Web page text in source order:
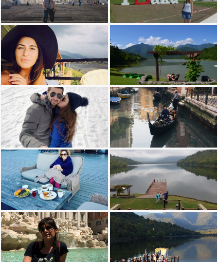
თამარ რობაქიძის რომი
ლაშა მურვანიძe, ყვარლის ტბის
ვასილი კომერაშვილი
ლელა ქსოვრელი